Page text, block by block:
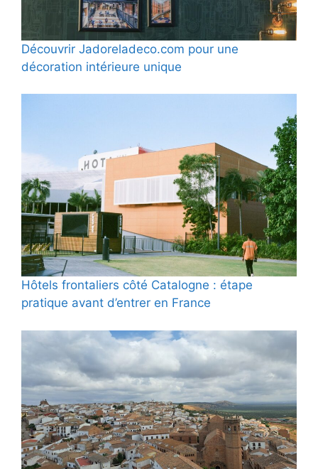
Découvrir Jadoreladeco.com pour une
décoration intérieure unique
Hôtels frontaliers côté Catalogne : étape
pratique avant d’entrer en France